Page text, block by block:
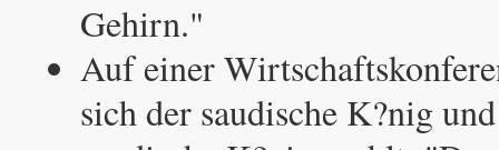
Gehirn."
Auf einer
sich der saudische K?nig